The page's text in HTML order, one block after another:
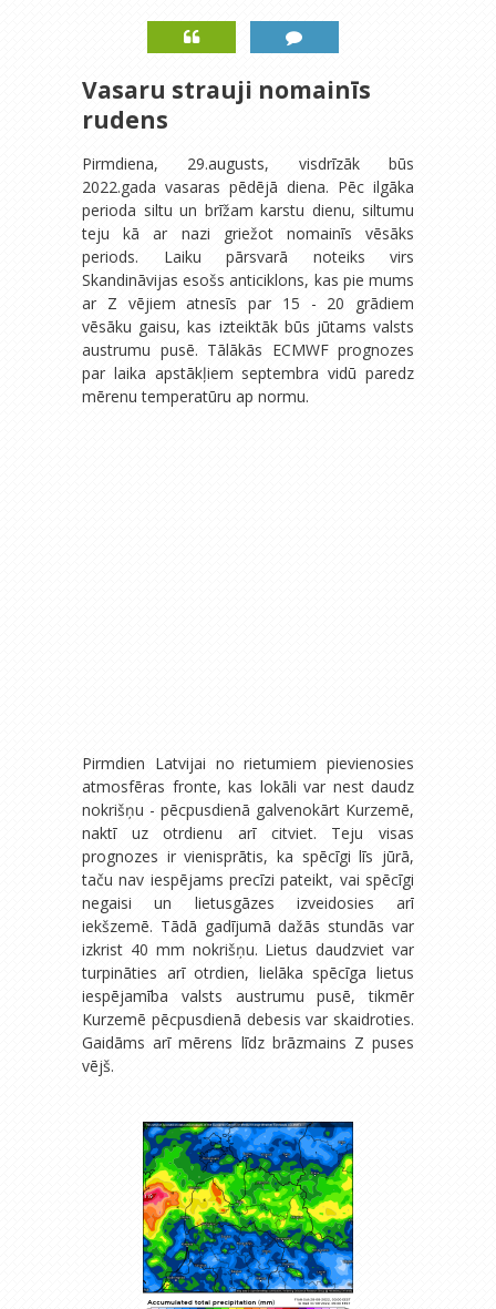
Vasaru strauji nomainīs
rudens
Pirmdiena, 29.augusts, visdrīzāk būs
2022.gada vasaras pēdējā diena. Pēc ilgāka
perioda siltu un brīžam karstu dienu, siltumu
teju kā ar nazi griežot nomainīs vēsāks
periods. Laiku pārsvarā noteiks virs
Skandināvijas esošs anticiklons, kas pie mums
ar Z vējiem atnesīs par 15 - 20 grādiem
vēsāku gaisu, kas izteiktāk būs jūtams valsts
austrumu pusē. Tālākās ECMWF prognozes
par laika apstākļiem septembra vidū paredz
mērenu temperatūru ap normu.
Pirmdien Latvijai no rietumiem pievienosies
atmosfēras fronte, kas lokāli var nest daudz
nokrišņu - pēcpusdienā galvenokārt Kurzemē,
naktī uz otrdienu arī citviet. Teju visas
prognozes ir vienisprātis, ka spēcīgi līs jūrā,
taču nav iespējams precīzi pateikt, vai spēcīgi
negaisi un lietusgāzes izveidosies arī
iekšzemē. Tādā gadījumā dažās stundās var
izkrist 40 mm nokrišņu. Lietus daudzviet var
turpināties arī otrdien, lielāka spēcīga lietus
iespējamība valsts austrumu pusē, tikmēr
Kurzemē pēcpusdienā debesis var skaidroties.
Gaidāms arī mērens līdz brāzmains Z puses
vējš.